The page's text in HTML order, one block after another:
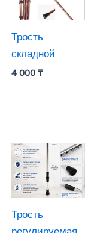
Трость
складной
4 000₸
Трость